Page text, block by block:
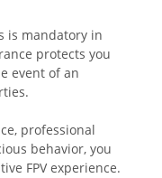
is mandatory in
protects you
event of an
professional
behavior, you
FPV experience.